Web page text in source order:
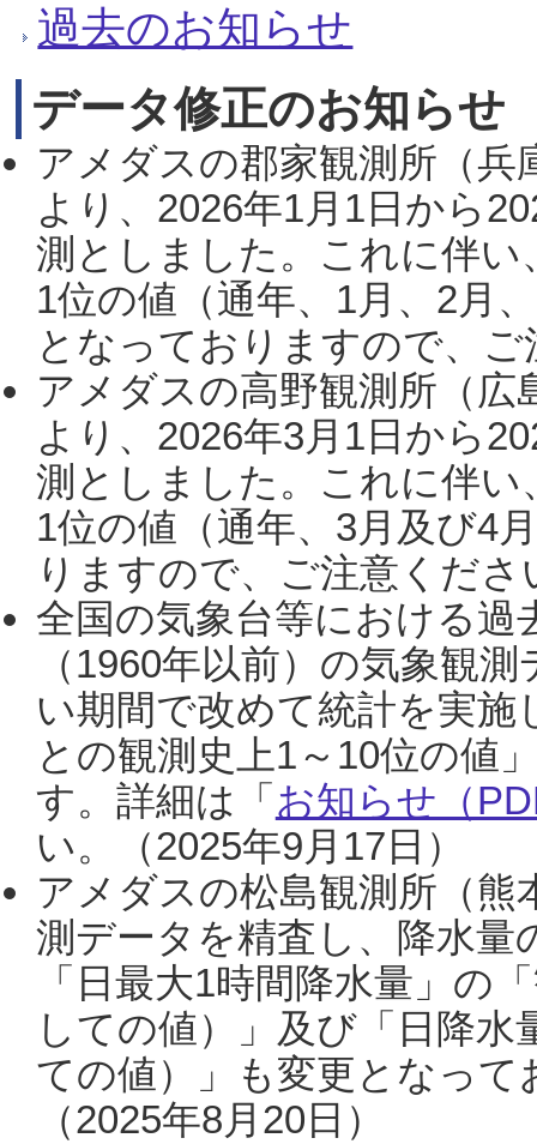
過去のお知らせ
データ修正のお知らせ
アメダスの郡家観測所（
より、2026年1月1日から
測としました。これに伴い
1位の値（通年、1月、2月
となっておりますので、
アメダスの高野観測所（
より、2026年3月1日から
測としました。これに伴い
1位の値（通年、3月及び4
りますので、ご注意くだ
全国の気象台等における過
（1960年以前）の気象観
い期間で改めて統計を実
との観測史上1～10位の値
す。詳細は「 お知らせ（
い。（2025年9月17日）
アメダスの松島観測所（熊
測データを精査し、降水
「日最大1時間降水量」の
しての値）」及び「日降
ての値）」も変更となっ
（2025年8月20日）